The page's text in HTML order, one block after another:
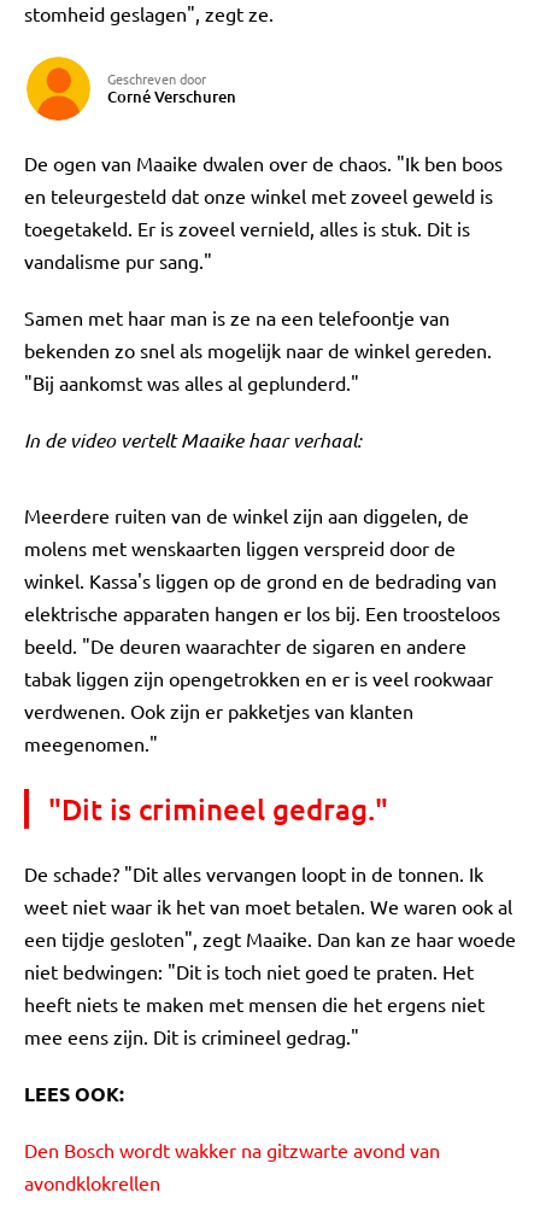
stomheid geslagen", zegt ze.
Geschreven door
Corné Verschuren
De ogen van Maaike dwalen over de chaos. "Ik ben boos
en teleurgesteld dat onze winkel met zoveel geweld is
toegetakeld. Er is zoveel vernield, alles is stuk. Dit is
vandalisme pur sang."
Samen met haar man is ze na een telefoontje van
bekenden zo snel als mogelijk naar de winkel gereden.
"Bij aankomst was alles al geplunderd."
In de video vertelt Maaike haar verhaal:
Meerdere ruiten van de winkel zijn aan diggelen, de
molens met wenskaarten liggen verspreid door de
winkel. Kassa's liggen op de grond en de bedrading van
elektrische apparaten hangen er los bij. Een troosteloos
beeld. "De deuren waarachter de sigaren en andere
tabak liggen zijn opengetrokken en er is veel rookwaar
verdwenen. Ook zijn er pakketjes van klanten
meegenomen."
"Dit is crimineel gedrag."
De schade? "Dit alles vervangen loopt in de tonnen. Ik
weet niet waar ik het van moet betalen. We waren ook al
een tijdje gesloten", zegt Maaike. Dan kan ze haar woede
niet bedwingen: "Dit is toch niet goed te praten. Het
heeft niets te maken met mensen die het ergens niet
mee eens zijn. Dit is crimineel gedrag."
LEES OOK:
Den Bosch wordt wakker na gitzwarte avond van
avondklokrellen